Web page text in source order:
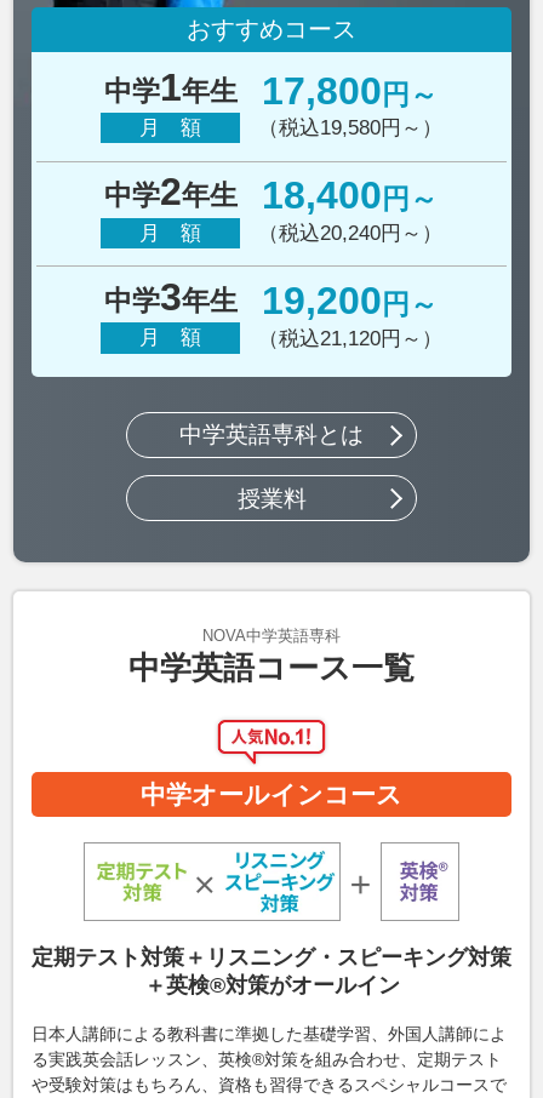
おすすめコース
中学1年生
月 額
17,800 円～
（税込19,580円～）
中学2年生
月 額
18,400 円～
（税込20,240円～）
中学3年生
月 額
19,200 円～
（税込21,120円～）
中学英語専科とは
授業料
NOVA中学英語専科
中学英語コース一覧
中学オールインコース
定期テスト対策＋リスニング・スピーキング対策
＋英検®対策がオールイン
日本人講師による教科書に準拠した基礎学習、外国人講師によ
る実践英会話レッスン、英検®対策を組み合わせ、定期テスト
や受験対策はもちろん、資格も習得できるスペシャルコースで